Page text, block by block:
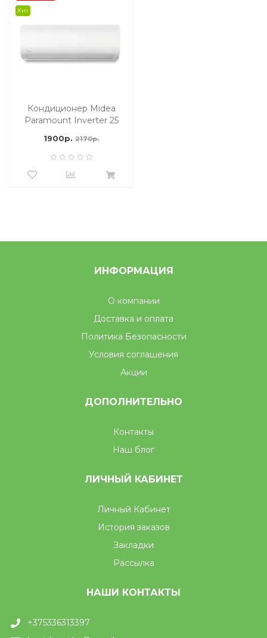
Хит
Кондиционер Midea
Paramount Inverter 25
1900р. 2170р.
ИНФОРМАЦИЯ
О компании
Доставка и оплата
Политика Безопасности
Условия соглашения
Акции
ДОПОЛНИТЕЛЬНО
Контакты
Наш блог
ЛИЧНЫЙ КАБИНЕТ
Личный Кабинет
История заказов
Закладки
Рассылка
НАШИ КОНТАКТЫ
+375336313397